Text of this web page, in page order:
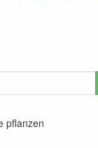
pflanzen